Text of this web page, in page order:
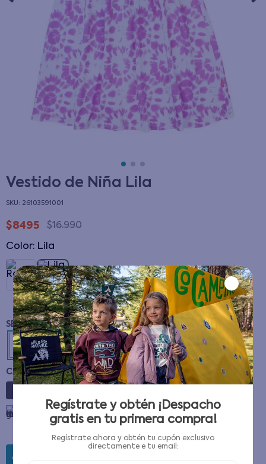
Vestido de Niña Lila
: 26103591001
$8495 $16.990
Color: lila
10 12 2 4 8
CANTIDAD
Guía de tallas
AGREGAR AL CARRITO
Regístrate y obtén ¡Despacho
gratis en tu primera compra!
Regístrate ahora y obtén tu cupón exclusivo
directamente e tu email: